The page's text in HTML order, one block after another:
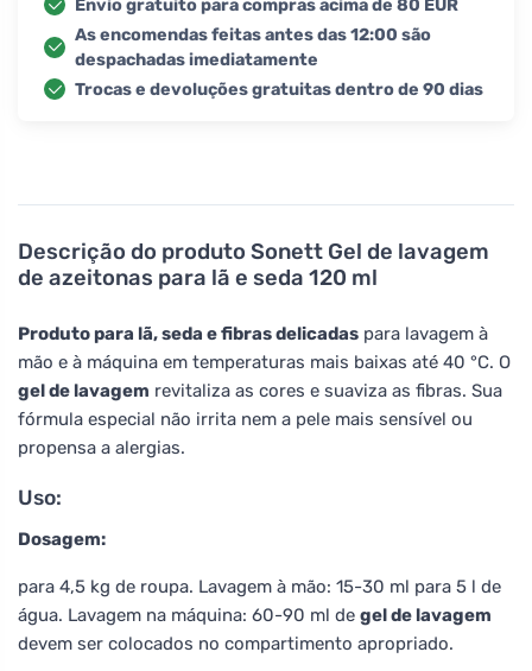
Descrição do produto Sonett Gel de lavagem
de azeitonas para lã e seda 120 ml
Produto para lã, seda e fibras delicadas para lavagem à
mão e à máquina em temperaturas mais baixas até 40 °C. O
gel de lavagem revitaliza as cores e suaviza as fibras. Sua
fórmula especial não irrita nem a pele mais sensível ou
propensa a alergias.
Uso:
Dosagem:
para 4,5 kg de roupa. Lavagem à mão: 15-30 ml para 5 l de
água. Lavagem na máquina: 60-90 ml de gel de lavagem
devem ser colocados no compartimento apropriado.
Envio gratuito para compras acima de 80 EUR
As encomendas feitas antes das 12:00 são
despachadas imediatamente
Trocas e devoluções gratuitas dentro de 90 dias